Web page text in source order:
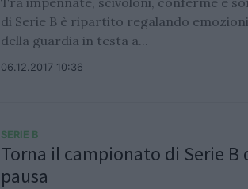
di Serie B è ripartito regalando
della guardia in testa a...
06.12.2017 10:36
SERIE B
Torna il campionato di Serie B
pausa